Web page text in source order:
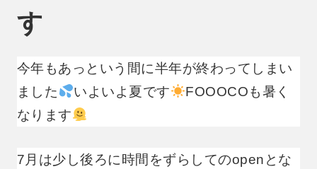
す
今年もあっという間に半年が終わってしまい
ました
いよいよ夏です
FOOOCOも暑く
なります
7月は少し後ろに時間をずらしてのopenとな